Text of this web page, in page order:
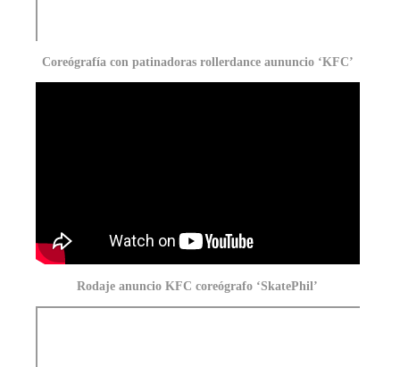
Coreógrafía con patinadoras rollerdance aununcio ‘KFC’
Rodaje anuncio KFC coreógrafo ‘SkatePhil’